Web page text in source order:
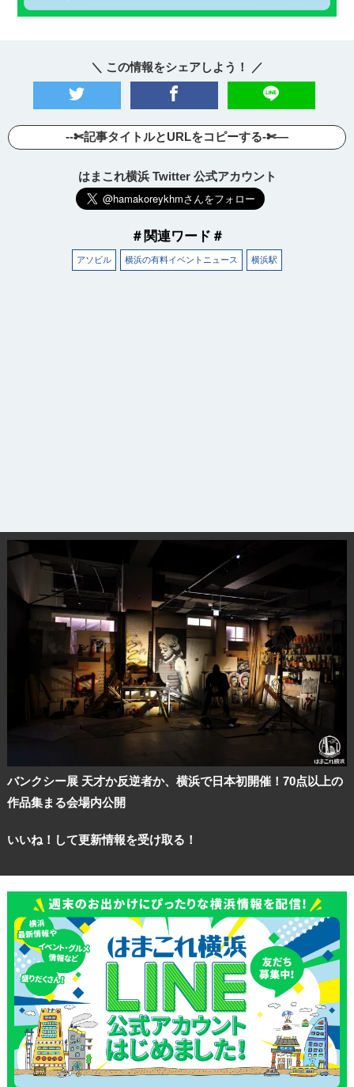
＼ この情報をシェアしよう！ ／
--✄記事タイトルとURLをコピーする-✄—
はまこれ横浜 Twitter 公式アカウント
＃関連ワード＃
アソビル 横浜の有料イベントニュース 横浜駅
バンクシー展 天才か反逆者か、横浜で日本初開催！70点以上の
作品集まる会場内公開
いいね！して更新情報を受け取る！
サイトについて